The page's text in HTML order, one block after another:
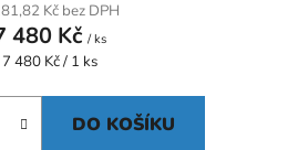
Kč bez DPH
480 Kč / ks
Měrná
7 480 Kč / 1 ks
DO KOŠÍKU